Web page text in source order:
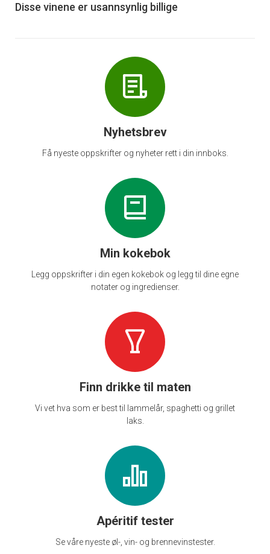
6
Disse vinene er usannsynlig billige
Nyhetsbrev
Få nyeste oppskrifter og nyheter rett i din innboks.
Min kokebok
Legg oppskrifter i din egen kokebok og legg til dine egne
notater og ingredienser.
Finn drikke til maten
Vi vet hva som er best til lammelår, spaghetti og grillet
laks.
Apéritif tester
Se våre nyeste øl-, vin- og brennevinstester.